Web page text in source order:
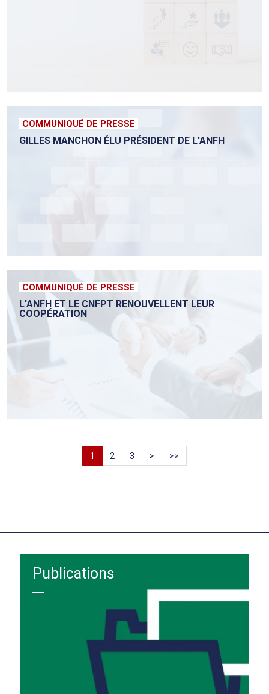
COMMUNIQUÉ DE PRESSE
GILLES MANCHON ÉLU PRÉSIDENT DE L'ANFH
COMMUNIQUÉ DE PRESSE
L'ANFH ET LE CNFPT RENOUVELLENT LEUR
COOPÉRATION
1 2 3 > >>
Publications